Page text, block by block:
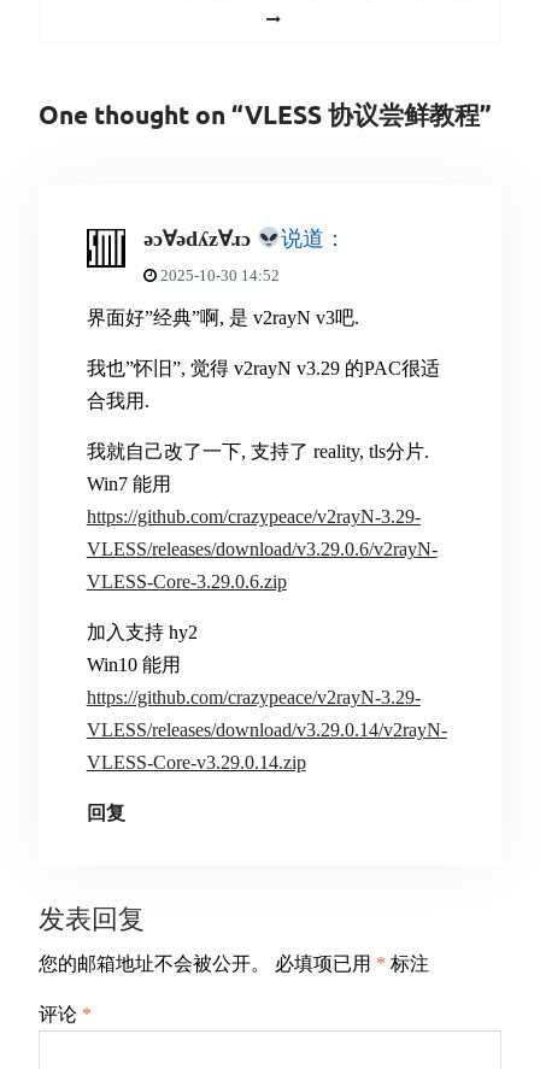
One thought on “VLESS 协议尝鲜教程”
ǝɔ∀ǝdʎz∀ɹɔ 说道：
2025-10-30 14:52
界面好”经典”啊, 是 v2rayN v3吧.
我也”怀旧”, 觉得 v2rayN v3.29 的PAC很适
合我用.
我就自己改了一下, 支持了 reality, tls分片.
Win7 能用
https://github.com/crazypeace/v2rayN-3.29-
VLESS/releases/download/v3.29.0.6/v2rayN-
VLESS-Core-3.29.0.6.zip
加入支持 hy2
Win10 能用
https://github.com/crazypeace/v2rayN-3.29-
VLESS/releases/download/v3.29.0.14/v2rayN-
VLESS-Core-v3.29.0.14.zip
回复
发表回复
您的邮箱地址不会被公开。 必填项已用 * 标注
评论 *